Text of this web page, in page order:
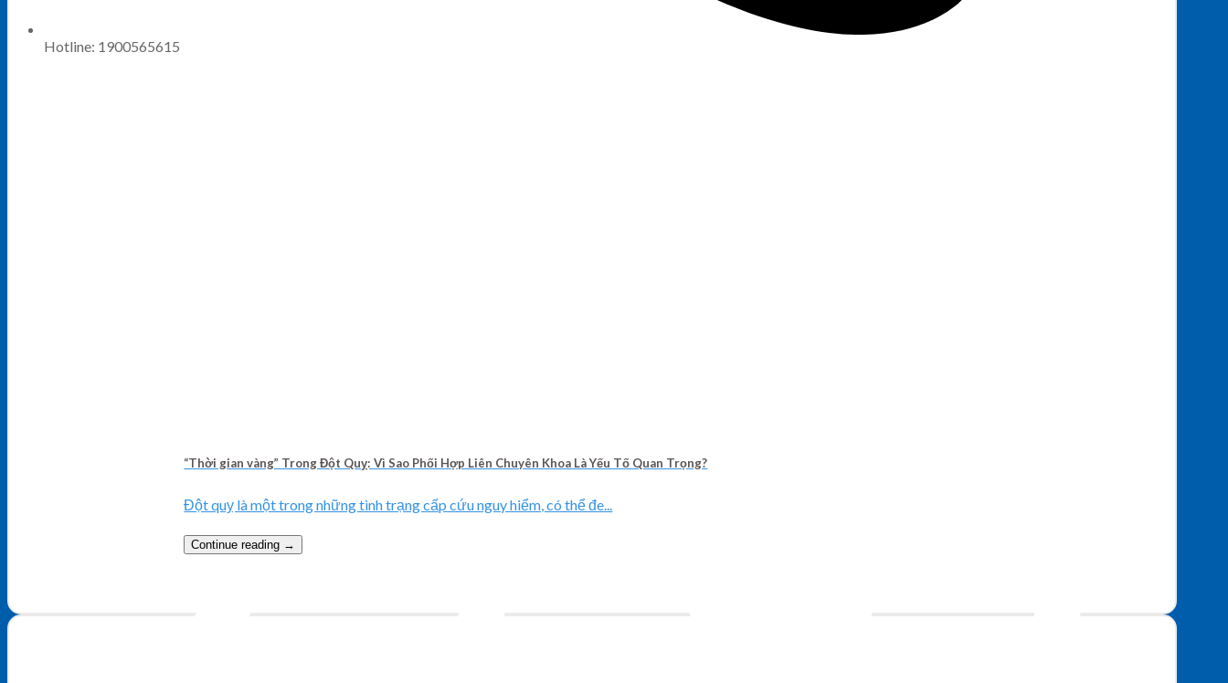
Hotline: 1900565615
“Thời gian vàng” Trong Đột Quỵ: Vì Sao Phối Hợp Liên Chuyên Khoa Là Yếu Tố Quan Trọng?
Đột quỵ là một trong những tình trạng cấp cứu nguy hiểm, có thể đe...
Continue reading →